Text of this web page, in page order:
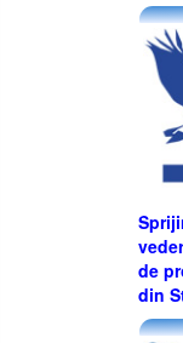
de
din